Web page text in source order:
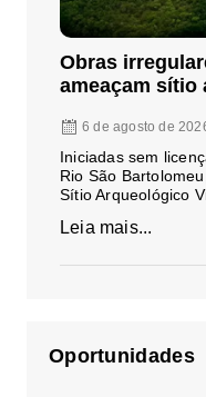
Obras
ameaçam sítio
6 de agosto de
Iniciadas sem
Rio São
Sítio Arqueológico
Leia mais...
Oportunidades